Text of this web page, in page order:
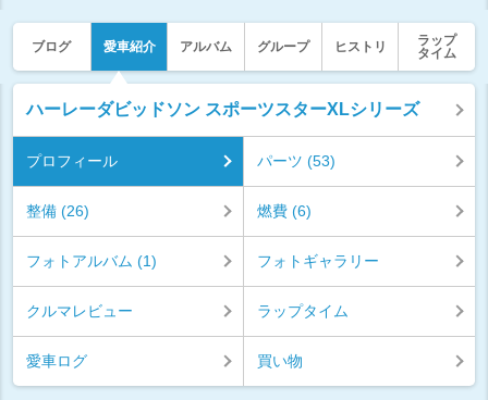
ブログ 愛車紹介 アルバム グループ ヒストリ
ラップ
タイム
ハーレーダビッドソン スポーツスターXLシリーズ
プロフィール パーツ (53)
整備 (26) 燃費 (6)
フォトアルバム (1) フォトギャラリー
クルマレビュー ラップタイム
愛車ログ 買い物